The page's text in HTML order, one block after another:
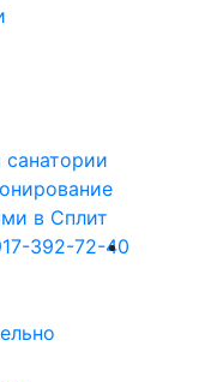
в Сплит
392-72-40